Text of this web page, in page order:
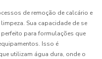
de remoção de calcário e
Sua capacidade de se
para formulações que
Isso é
utilizam água dura, onde o